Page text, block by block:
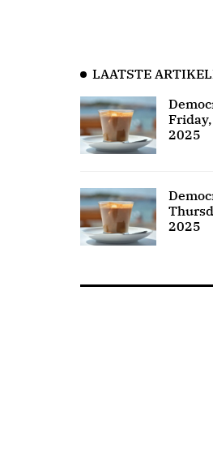
LAATSTE
2025
2025